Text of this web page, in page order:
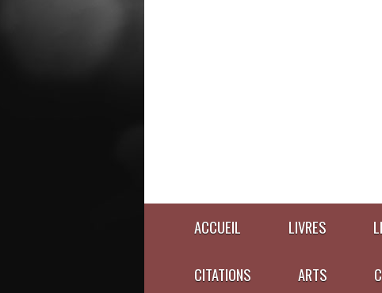
ACCUEIL LIVRES
CITATIONS ARTS